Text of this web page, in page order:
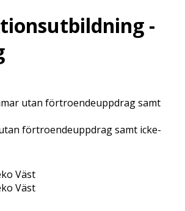
-
utan förtroendeuppdrag samt
förtroendeuppdrag samt icke-
Väst
Väst